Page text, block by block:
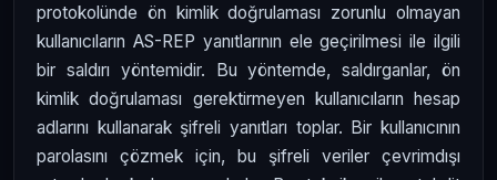
protokolünde ön kimlik doğrulaması zorunlu olmayan
kullanıcıların AS-REP yanıtlarının ele geçirilmesi ile ilgili
bir saldırı yöntemidir. Bu yöntemde, saldırganlar, ön
kimlik doğrulaması gerektirmeyen kullanıcıların hesap
adlarını kullanarak şifreli yanıtları toplar. Bir kullanıcının
parolasını çözmek için, bu şifreli veriler çevrimdışı